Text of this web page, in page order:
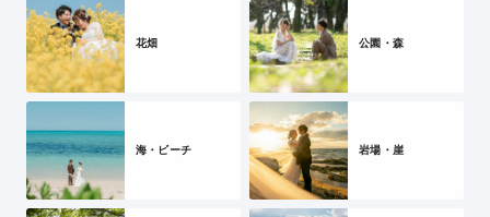
花畑 公園・森
海・ビーチ 岩場・崖